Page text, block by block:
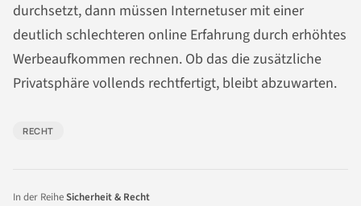
durchsetzt, dann müssen Internetuser mit einer
deutlich schlechteren online Erfahrung durch erhöhtes
Werbeaufkommen rechnen. Ob das die zusätzliche
Privatsphäre vollends rechtfertigt, bleibt abzuwarten.
RECHT
In der ReiheSicherheit & Recht